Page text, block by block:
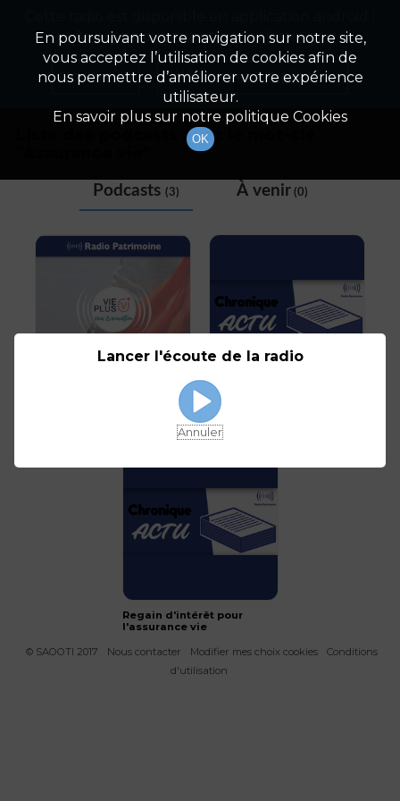
Tag
Liste des podcasts avec le mot-clé
Podcasts (3) À venir(0)
Investir en viager dans
son assurance vie
Regain d'intérêt pour
l'assurance vie
© SAOOTI 2017
Nous contacter Modifier mes choix cookies
Conditions
d'utilisation
En poursuivant votre navigation sur notre site,
vous acceptez l’utilisation de cookies afin de
nous permettre d’améliorer votre expérience
utilisateur.
En savoir plus sur notre politique Cookies
OK
Appuyez ci-dessous pour l'installer.
Non merci Télécharger l'application
Lancer l'écoute de la radio
Annuler